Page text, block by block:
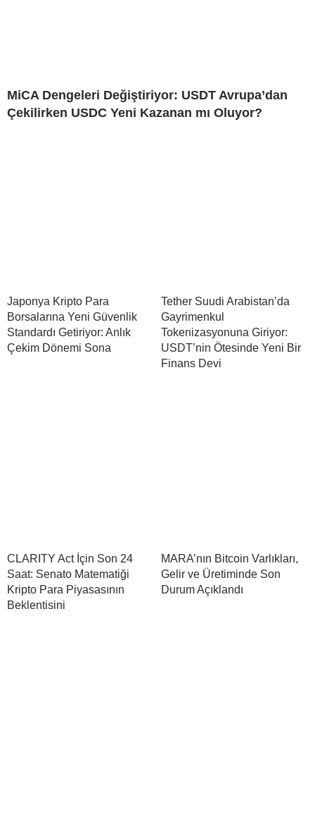
MiCA Dengeleri Değiştiriyor: USDT Avrupa’dan
Çekilirken USDC Yeni Kazanan mı Oluyor?
Japonya Kripto Para
Borsalarına Yeni Güvenlik
Standardı Getiriyor: Anlık
Çekim Dönemi Sona
Tether Suudi Arabistan’da
Gayrimenkul
Tokenizasyonuna Giriyor:
USDT’nin Ötesinde Yeni Bir
Finans Devi
CLARITY Act İçin Son 24
Saat: Senato Matematiği
Kripto Para Piyasasının
Beklentisini
MARA’nın Bitcoin Varlıkları,
Gelir ve Üretiminde Son
Durum Açıklandı